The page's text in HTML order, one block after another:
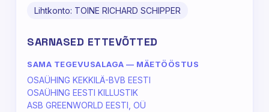
Lihtkonto: TOINE RICHARD SCHIPPER
SARNASED ETTEVÕTTED
SAMA TEGEVUSALAGA — MÄETÖÖSTUS
OSAÜHING KEKKILÄ-BVB EESTI
OSAÜHING EESTI KILLUSTIK
ASB GREENWORLD EESTI, OÜ